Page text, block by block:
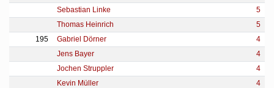
Sebastian Linke
5
Thomas Heinrich
5
195
Gabriel Dörner
4
Jens Bayer
4
Jochen Struppler
4
Kevin Müller
4